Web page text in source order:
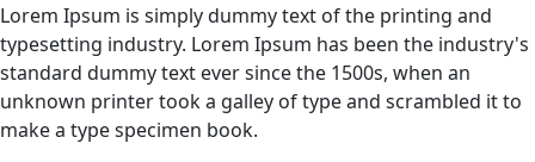
Lorem Ipsum is simply dummy text of the printing and
typesetting industry. Lorem Ipsum has been the industry's
standard dummy text ever since the 1500s, when an
unknown printer took a galley of type and scrambled it to
make a type specimen book.